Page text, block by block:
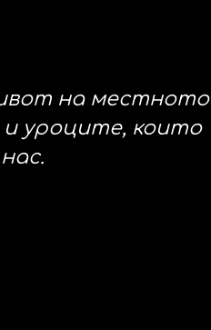
на местното
и уроците, които